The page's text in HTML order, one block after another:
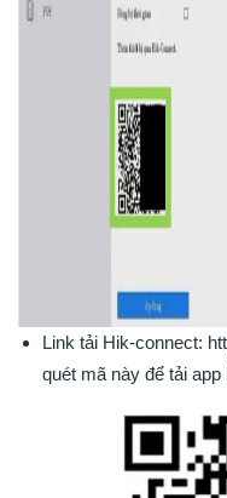
Link tải Hik-connect:
quét mã này để tải